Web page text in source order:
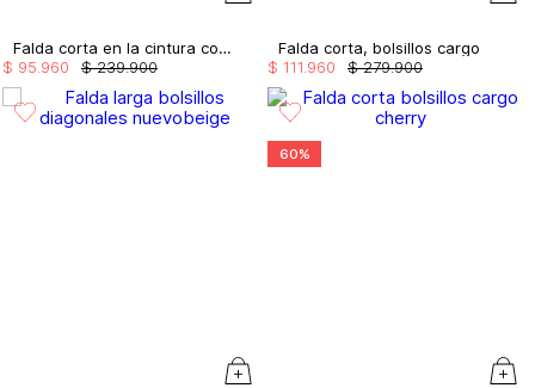
Falda corta en la cintura con bolsillo
$ 239.900
$ 95 960
Falda corta, bolsillos cargo
$ 279.900
$ 111 960
60%